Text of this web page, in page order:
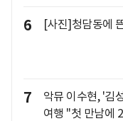
6 [사진]청담동에
7
악뮤 이수현, '김
여행 "첫 만남에